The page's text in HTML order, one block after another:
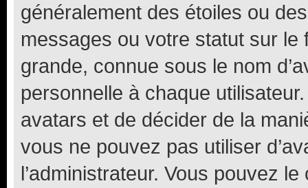
généralement des étoiles ou
messages ou votre statut sur
grande, connue sous le nom
personnelle à chaque utilisateur.
avatars et de décider de la
vous ne pouvez pas utiliser
l’administrateur. Vous pouvez